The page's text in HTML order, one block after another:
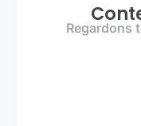
Regardons